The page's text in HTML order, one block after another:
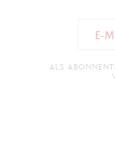
ALS